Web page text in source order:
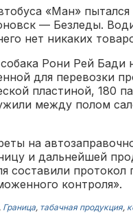
«Ман»
— Безледы.
нет никаких
Рони Рей Бади
для перевозки
пластиной, 180
между полом
на
и дальнейшей
составили протокол
контроля».
Граница, табачная продукция,